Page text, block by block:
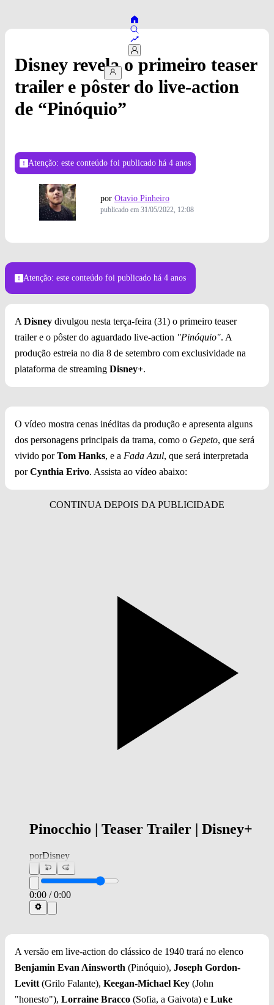
Disney revela o primeiro teaser
trailer e pôster do live-action
de “Pinóquio”
Atenção: este conteúdo foi publicado há 4 anos
por Otavio Pinheiro
publicado em 31/05/2022, 12:08
Atenção: este conteúdo foi publicado há 4 anos
A Disney divulgou nesta terça-feira (31) o primeiro teaser
trailer e o pôster do aguardado live-action "Pinóquio". A
produção estreia no dia 8 de setembro com exclusividade na
plataforma de streaming Disney+.
O vídeo mostra cenas inéditas da produção e apresenta alguns
dos personagens principais da trama, como o Gepeto, que será
vivido porTom Hanks, e a Fada Azul, que será interpretada
porCynthia Erivo. Assista ao vídeo abaixo:
Pinocchio | Teaser Trailer | Disney+
porDisney
0:00 /0:00
A versão em live-action do clássico de 1940 trará no elenco
Benjamin Evan Ainsworth (Pinóquio), Joseph Gordon-
Levitt (Grilo Falante), Keegan-Michael Key (John
"honesto"), Lorraine Bracco (Sofia, a Gaivota) e Luke